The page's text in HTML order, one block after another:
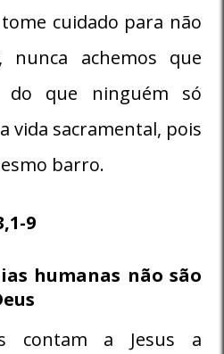
cuidado para não
nunca achemos que
do que ninguém só
vida sacramental, pois
barro.
9
humanas não são
contam a Jesus a